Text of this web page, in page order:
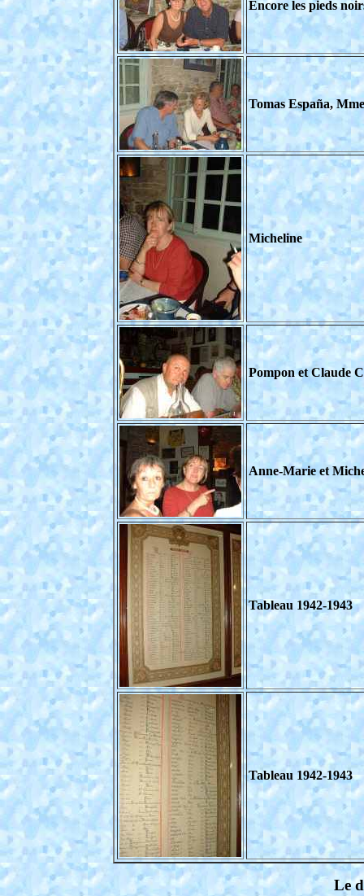
Encore les pieds
Tomas España,
Micheline
Pompon et Claude
Anne-Marie et
Tableau 1942-1943
Tableau 1942-1943
Le